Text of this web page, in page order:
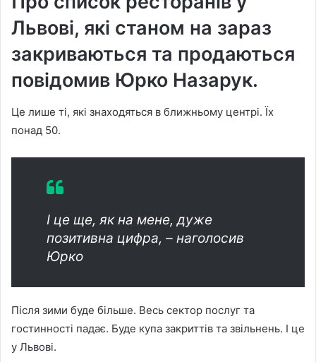
Львові, які станом на зараз
закриваються та продаються
повідомив Юрко Назарук.
Це лише ті, які знаходяться в ближньому центрі. Їх
понад 50.
І це ще, як на мене, дуже
позитивна цифра, – наголосив
Юрко
Після зими буде більше. Весь сектор послуг та
гостинності падає. Буде купа закриттів та звільнень. І це
у Львові.